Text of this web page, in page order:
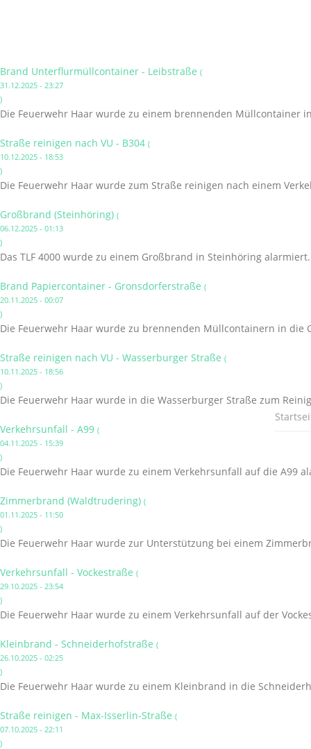
Brand Unterflurmüllcontainer - Leibstraße (
31.12.2025 - 23:27
)
Die Feuerwehr Haar wurde zu einem brennenden Müllcontainer
Straße reinigen nach VU - B304 (
10.12.2025 - 18:53
)
Die Feuerwehr Haar wurde zum Straße reinigen nach einem
Großbrand (Steinhöring) (
06.12.2025 - 01:13
)
Das TLF 4000 wurde zu einem Großbrand in Steinhöring alarmiert.
Brand Papiercontainer - Gronsdorferstraße (
20.11.2025 - 00:07
)
Die Feuerwehr Haar wurde zu brennenden Müllcontainern in die
Straße reinigen nach VU - Wasserburger Straße (
10.11.2025 - 18:56
)
Die Feuerwehr Haar wurde in die Wasserburger Straße zum
Verkehrsunfall - A99 (
04.11.2025 - 15:39
)
Die Feuerwehr Haar wurde zu einem Verkehrsunfall auf die A99
Zimmerbrand (Waldtrudering) (
01.11.2025 - 11:50
)
Die Feuerwehr Haar wurde zur Unterstützung bei einem
Verkehrsunfall - Vockestraße (
29.10.2025 - 23:54
)
Die Feuerwehr Haar wurde zu einem Verkehrsunfall auf der
Kleinbrand - Schneiderhofstraße (
26.10.2025 - 02:25
)
Die Feuerwehr Haar wurde zu einem Kleinbrand in die
Straße reinigen - Max-Isserlin-Straße (
07.10.2025 - 22:11
)